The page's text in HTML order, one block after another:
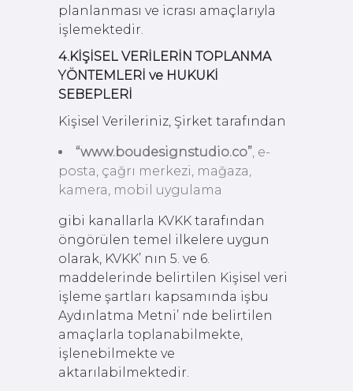
planlanması ve icrası amaçlarıyla
işlemektedir.
4.KİŞİSEL VERİLERİN TOPLANMA
YÖNTEMLERİ ve HUKUKİ
SEBEPLERİ
Kişisel Verileriniz, Şirket tarafından
“www.boudesignstudio.co”, e-
posta, çağrı merkezi, mağaza,
kamera, mobil uygulama
gibi kanallarla KVKK tarafından
öngörülen temel ilkelere uygun
olarak, KVKK’ nın 5. ve 6.
maddelerinde belirtilen Kişisel veri
işleme şartları kapsamında işbu
Aydınlatma Metni’ nde belirtilen
amaçlarla toplanabilmekte,
işlenebilmekte ve
aktarılabilmektedir.